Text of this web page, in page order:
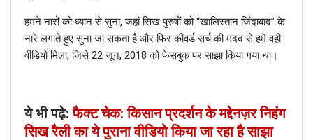
हमने नारों को ध्यान से सुना, जहां सिख पुरुषों को “खालिस्तान जिंदाबाद” के
नारे लगाते हुए सुना जा सकता है और फिर कीवर्ड सर्च की मदद से हमें वही
वीडियो मिला, जिसे 22 जून, 2018 को फेसबुक पर साझा किया गया था।
ये भी पढ़े:फैक्ट चेक: किसान प्रदर्शन के मद्देनज़र निहंग
सिख रैली का ये पुराना वीडियो किया जा रहा है साझा